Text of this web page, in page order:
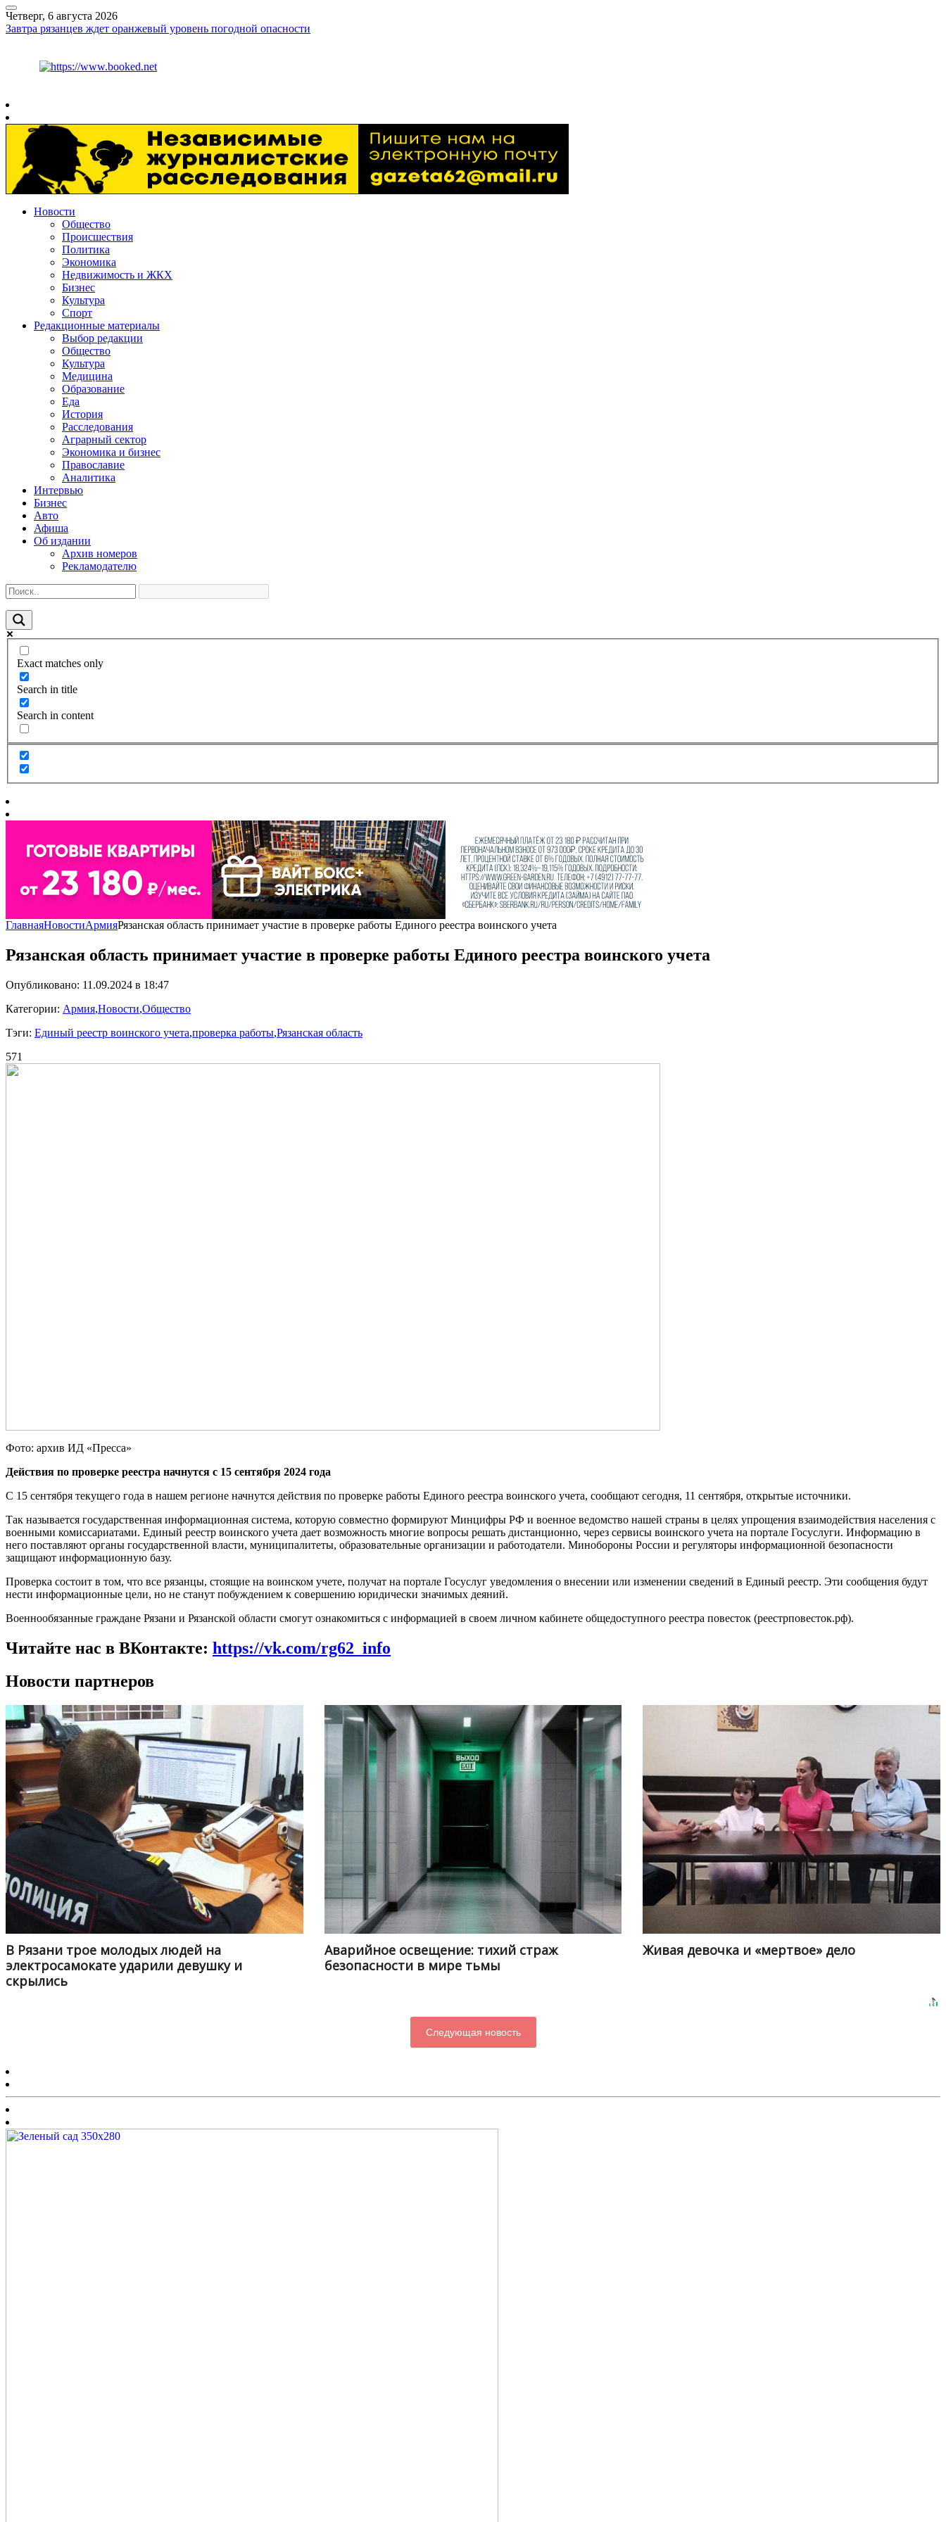
Четверг, 6 августа 2026
Завтра рязанцев ждет оранжевый уровень погодной опасности
Новости
Общество
Происшествия
Политика
Экономика
Недвижимость и ЖКХ
Бизнес
Культура
Спорт
Редакционные материалы
Выбор редакции
Общество
Культура
Медицина
Образование
Еда
История
Расследования
Аграрный сектор
Экономика и бизнес
Православие
Аналитика
Интервью
Бизнес
Авто
Афиша
Об издании
Архив номеров
Рекламодателю
Exact matches only
Search in title
Search in content
ГлавнаяНовостиАрмияРязанская область принимает участие в проверке работы Единого реестра воинского учета
Рязанская область принимает участие в проверке работы Единого реестра воинского учета
Опубликовано: 11.09.2024 в 18:47
Категории: Армия,Новости,Общество
Тэги: Единый реестр воинского учета,проверка работы,Рязанская область
571
Фото: архив ИД «Пресса»
Действия по проверке реестра начнутся с 15 сентября 2024 года
С 15 сентября текущего года в нашем регионе начнутся действия по проверке работы Единого реестра воинского учета, сообщают сегодня, 11 сентября, открытые источники.
Так называется государственная информационная система, которую совместно формируют Минцифры РФ и военное ведомство нашей страны в целях упрощения взаимодействия населения с
военными комиссариатами. Единый реестр воинского учета дает возможность многие вопросы решать дистанционно, через сервисы воинского учета на портале Госуслуги. Информацию в
него поставляют органы государственной власти, муниципалитеты, образовательные организации и работодатели. Минобороны России и регуляторы информационной безопасности
защищают информационную базу.
Проверка состоит в том, что все рязанцы, стоящие на воинском учете, получат на портале Госуслуг уведомления о внесении или изменении сведений в Единый реестр. Эти сообщения будут
нести информационные цели, но не станут побуждением к совершению юридически значимых деяний.
Военнообязанные граждане Рязани и Рязанской области смогут ознакомиться с информацией в своем личном кабинете общедоступного реестра повесток (реестрповесток.рф).
Читайте нас в ВКонтакте: https://vk.com/rg62_info
Новости партнеров
В Рязани трое молодых людей на
электросамокате ударили девушку и
скрылись
Аварийное освещение: тихий страж
безопасности в мире тьмы
Живая девочка и «мертвое» дело
Следующая новость